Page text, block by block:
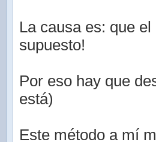
La causa es: que
supuesto!
Por eso hay que
está)
Este método a mí